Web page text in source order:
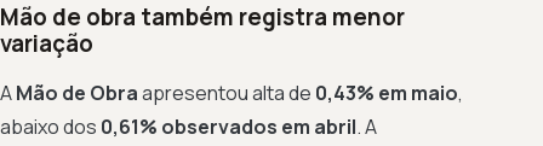
Mão de obra também registra menor
variação
AMão de Obraapresentou alta de 0,43% em maio,
abaixo dos 0,61% observados em abril. A